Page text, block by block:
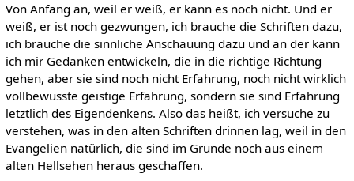
Von Anfang an, weil er weiß, er kann es noch nicht. Und er
weiß, er ist noch gezwungen, ich brauche die Schriften dazu,
ich brauche die sinnliche Anschauung dazu und an der kann
ich mir Gedanken entwickeln, die in die richtige Richtung
gehen, aber sie sind noch nicht Erfahrung, noch nicht wirklich
vollbewusste geistige Erfahrung, sondern sie sind Erfahrung
letztlich des Eigendenkens. Also das heißt, ich versuche zu
verstehen, was in den alten Schriften drinnen lag, weil in den
Evangelien natürlich, die sind im Grunde noch aus einem
alten Hellsehen heraus geschaffen.